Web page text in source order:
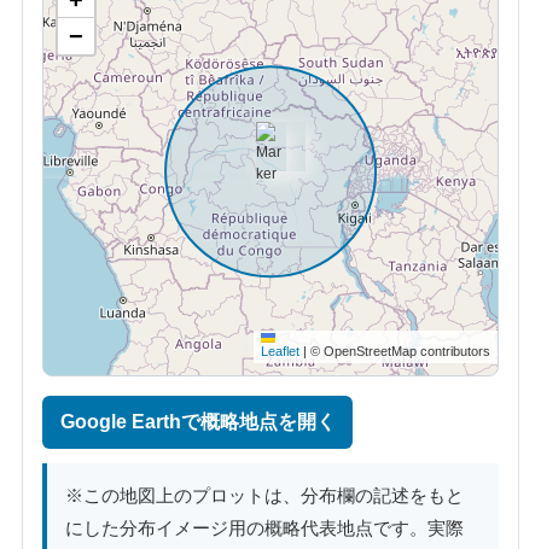
−
Leaflet | © OpenStreetMap contributors
Google Earthで概略地点を開く
※この地図上のプロットは、分布欄の記述をもと
にした分布イメージ用の概略代表地点です。実際